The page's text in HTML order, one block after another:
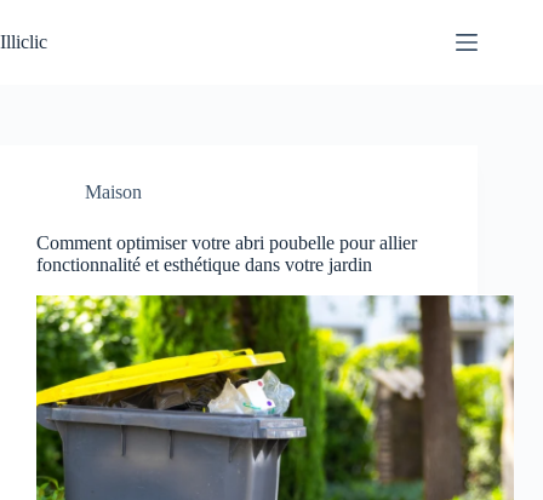
au
contenu
Illiclic
Maison
Comment optimiser votre abri poubelle pour allier
fonctionnalité et esthétique dans votre jardin